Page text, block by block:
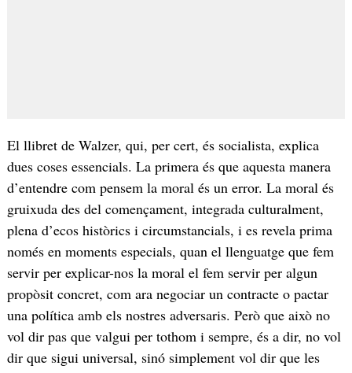
El llibret de Walzer, qui, per cert, és socialista, explica
dues coses essencials. La primera és que aquesta manera
d’entendre com pensem la moral és un error. La moral és
gruixuda des del començament, integrada culturalment,
plena d’ecos històrics i circumstancials, i es revela prima
només en moments especials, quan el llenguatge que fem
servir per explicar-nos la moral el fem servir per algun
propòsit concret, com ara negociar un contracte o pactar
una política amb els nostres adversaris. Però que això no
vol dir pas que valgui per tothom i sempre, és a dir, no vol
dir que sigui universal, sinó simplement vol dir que les